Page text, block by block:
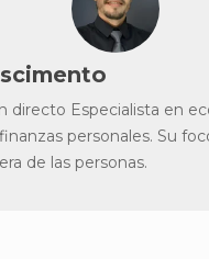
directo Especialista en
personales. Su
de las personas.